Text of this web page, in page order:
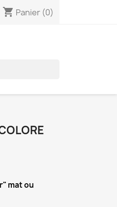
shopping_cart Panier (0)
mat ou